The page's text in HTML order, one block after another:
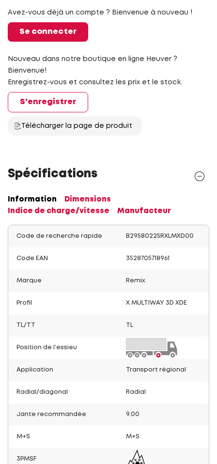
Avez-vous déjà un compte ? Bienvenue à nouveau !
Se connecter
Nouveau dans notre boutique en ligne Heuver ?
Bienvenue!
Enregistrez-vous et consultez les prix et le stock.
S'enregistrer
Télécharger la page de produit
Spécifications
Information
Dimensions
Indice de charge/vitesse
Manufacteur
Code de recherche rapide B29580225RXLMXD00
Code EAN 3528705718961
Marque Remix
Profil X MULTIWAY 3D XDE
TL/TT
Position de l’essieu
Application Transport régional
Radial/diagonal Radial
Jante recommandée 9.00
M+S M+S
3PMSF